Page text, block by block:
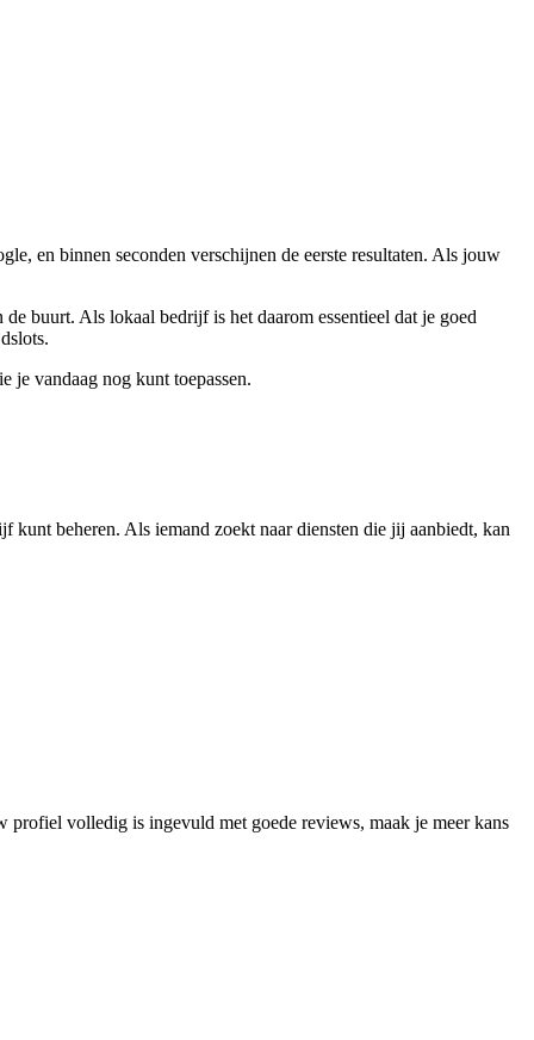
en binnen seconden verschijnen de eerste resultaten. Als jouw
buurt. Als lokaal bedrijf is het daarom essentieel dat je goed
je vandaag nog kunt toepassen.
beheren. Als iemand zoekt naar diensten die jij aanbiedt, kan
volledig is ingevuld met goede reviews, maak je meer kans